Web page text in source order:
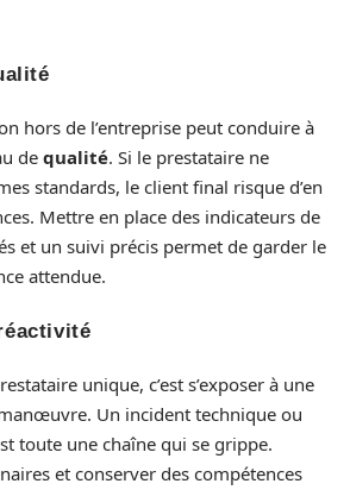
hors de l’entreprise peut conduire à
de qualité. Si le prestataire ne
standards, le client final risque d’en
Mettre en place des indicateurs de
et un suivi précis permet de garder le
attendue.
unique, c’est s’exposer à une
Un incident technique ou
toute une chaîne qui se grippe.
et conserver des compétences